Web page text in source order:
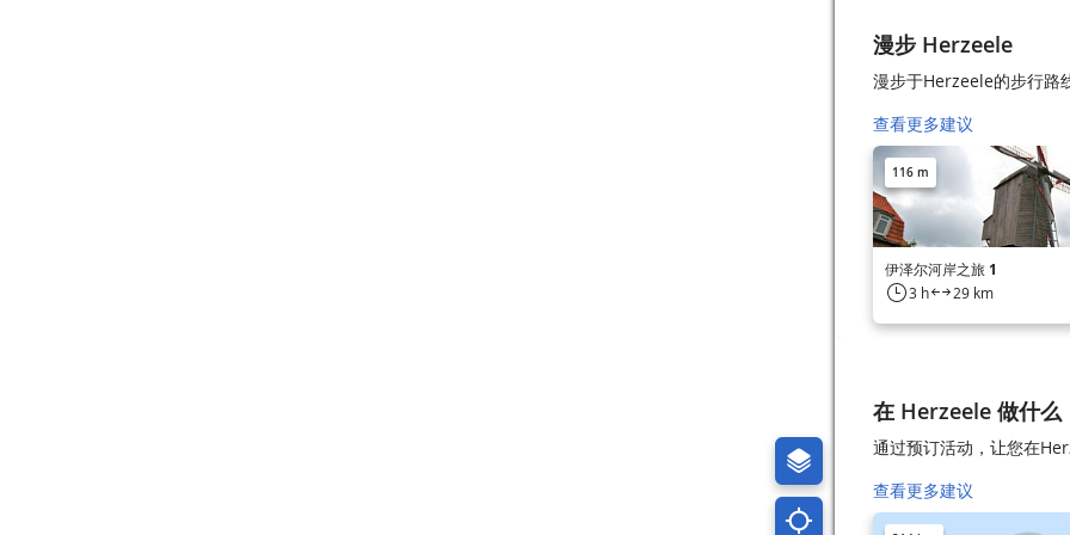
漫步 Herzeele
漫步于Herzeele的步行路
查看更多建议
116 m
伊泽尔河岸之旅 1
3 h 29 km
在 Herzeele 做什么
通过预订活动，让您在
查看更多建议